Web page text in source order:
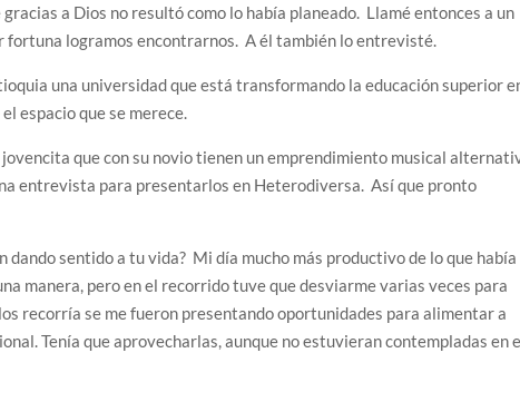
a Dios no resultó como lo había planeado. Llamé entonces a un
fortuna logramos encontrarnos. A él también lo entrevisté.
una universidad que está transformando la educación superior
espacio que se merece.
que con su novio tienen un emprendimiento musical
entrevista para presentarlos en Heterodiversa. Así que pronto
dando sentido a tu vida? Mi día mucho más productivo de lo que había
manera, pero en el recorrido tuve que desviarme varias veces para
recorría se me fueron presentando oportunidades para alimentar a
Tenía que aprovecharlas, aunque no estuvieran contempladas en